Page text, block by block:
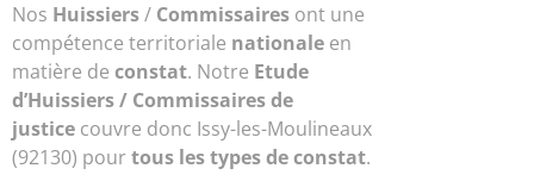
Nos Huissiers/ Commissaires ont une
compétence territoriale nationale en
matière de constat. Notre Etude
d’Huissiers / Commissaires de
justice couvre donc Issy-les-Moulineaux
(92130) pour tous les types de constat.